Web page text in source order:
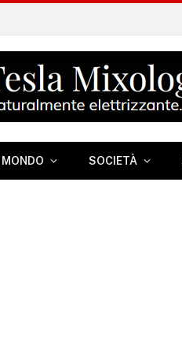
MONDO SOCIETÀ